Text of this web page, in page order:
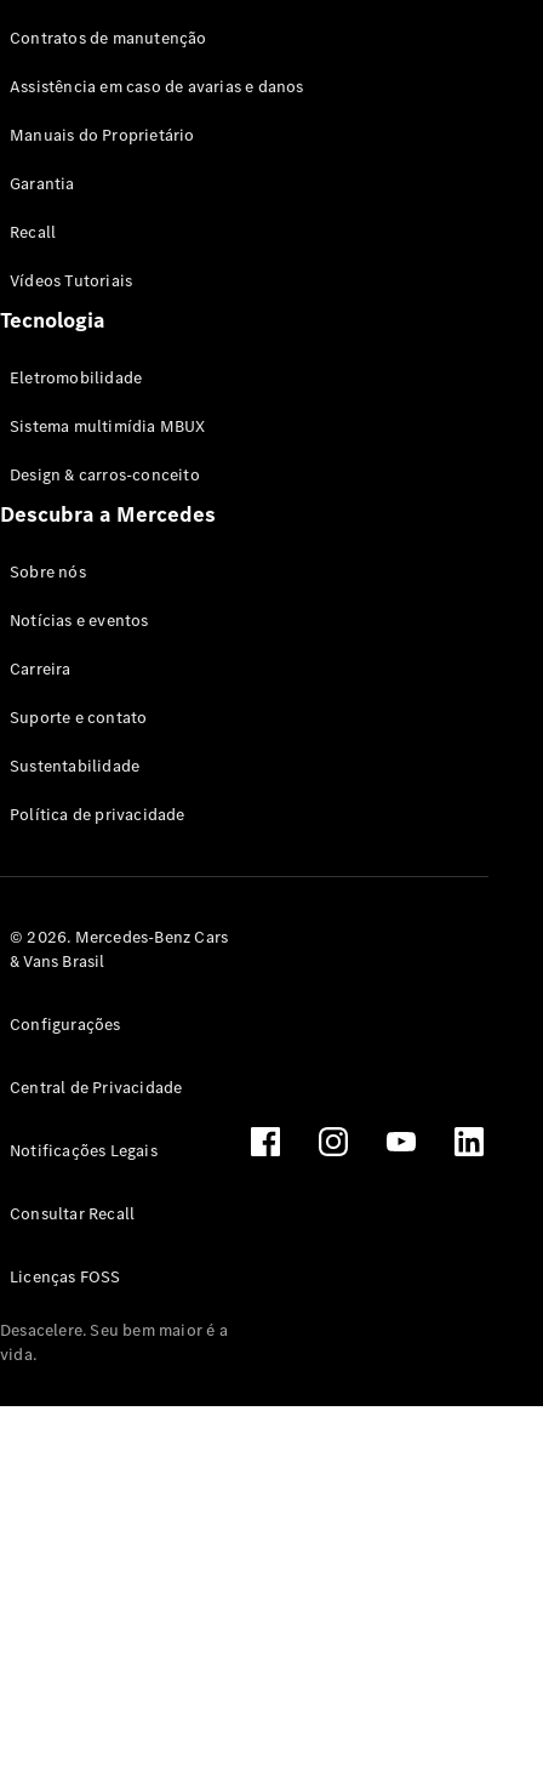
Contratos de manutenção
Assistência em caso de avarias e danos
Manuais do Proprietário
Garantia
Recall
Vídeos Tutoriais
Tecnologia
Eletromobilidade
Sistema multimídia MBUX
Design & carros-conceito
Descubra a Mercedes
Sobre nós
Notícias e eventos
Carreira
Suporte e contato
Sustentabilidade
Política de privacidade
© 2026. Mercedes-Benz Cars
& Vans Brasil
Configurações
Central de Privacidade
Notificações Legais
Consultar Recall
Licenças FOSS
Desacelere. Seu bem maior é a
vida.